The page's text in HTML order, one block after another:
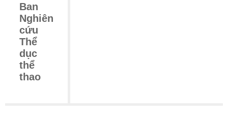
Ban
Nghiên
cứu
Thể
dục
thể
thao